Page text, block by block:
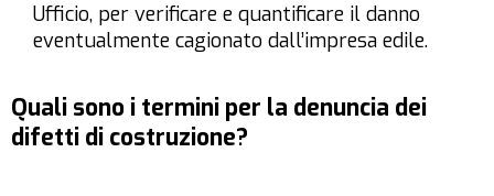
Ufficio, per verificare e quantificare il danno
eventualmente cagionato dall’impresa edile.
Quali sono i termini per la denuncia dei
difetti di costruzione?